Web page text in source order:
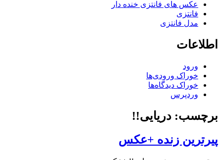
عکس های فانتزی خنده دار
فانتزی
مدل فانتزی
اطلاعات
ورود
خوراک ورودی‌ها
خوراک دیدگاه‌ها
وردپرس
برچسب: دریایی!!
پیرترین زنده +عکس